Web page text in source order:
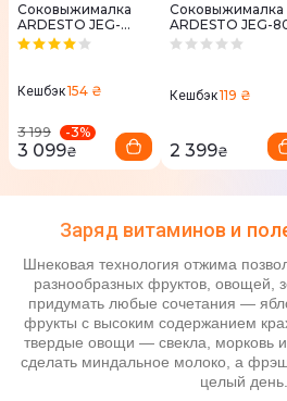
Соковыжималка
ARDESTO JEG-
1330S
Кешбэк154 ₴
3 199 -3%
3 099₴
Соковыжималка
ARDESTO JEG-
Кешбэк119 ₴
2 399₴
Заряд витаминов и
Шнековая технология отжима
разнообразных фруктов, овощей,
придумать любые сочетания —
фрукты с высоким содержанием
твердые овощи — свекла, морковь
сделать миндальное молоко, а
целый день.